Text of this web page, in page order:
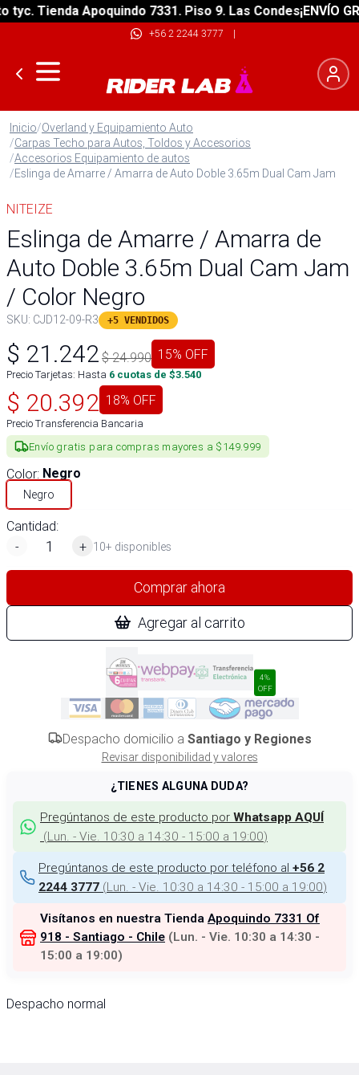
Tienda Apoquindo 7331. Piso 9. Las Condes¡ENVÍO
+56 2 2244 3777 |
Inicio/Overland y Equipamiento Auto
/Carpas Techo para Autos, Toldos y Accesorios
/Accesorios Equipamiento de autos
/Eslinga de Amarre / Amarra de Auto Doble 3.65m Dual Cam Jam
NITEIZE
Eslinga de Amarre / Amarra de
Auto Doble 3.65m Dual Cam Jam
/ Color Negro
SKU: CJD12-09-R3 +5 VENDIDOS
$ 21.242 $24.990 15% OFF
Precio Tarjetas: Hasta 6 cuotas de $3.540
$ 20.392 18% OFF
Precio Transferencia Bancaria
Envío gratis para compras mayores a $149.999
Color: Negro
Negro
Cantidad:
-
+ 10+ disponibles
Comprar ahora
Agregar al carrito
4%
OFF
Despacho domicilio a Santiago y Regiones
Revisar disponibilidad y valores
¿TIENES ALGUNA DUDA?
Pregúntanos de este producto por Whatsapp AQUÍ
(Lun. - Vie. 10:30 a 14:30 - 15:00 a 19:00)
Pregúntanos de este producto por teléfono al +56 2
2244 3777 (Lun. - Vie. 10:30 a 14:30 - 15:00 a 19:00)
Visítanos en nuestra Tienda Apoquindo 7331 Of
918 - Santiago - Chile (Lun. - Vie. 10:30 a 14:30 -
15:00 a 19:00)
Despacho normal